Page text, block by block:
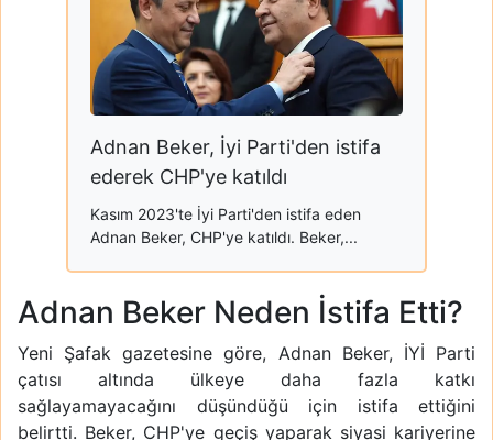
Adnan Beker, İyi Parti'den istifa
ederek CHP'ye katıldı
Kasım 2023'te İyi Parti'den istifa eden
Adnan Beker, CHP'ye katıldı. Beker,...
Adnan Beker Neden İstifa Etti?
Yeni Şafak gazetesine göre, Adnan Beker, İYİ Parti
çatısı altında ülkeye daha fazla katkı
sağlayamayacağını düşündüğü için istifa ettiğini
belirtti. Beker, CHP'ye geçiş yaparak siyasi kariyerine